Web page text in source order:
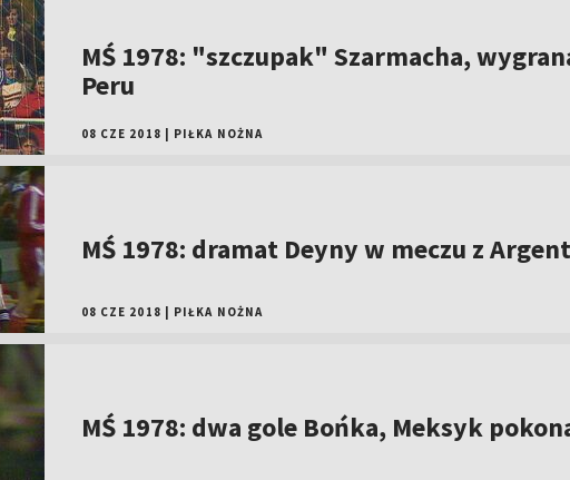
MŚ 1978: "szczupak" Szarmacha,
Peru
08 CZE 2018 PIŁKA NOŻNA
MŚ 1978: dramat Deyny w meczu z
08 CZE 2018 PIŁKA NOŻNA
MŚ 1978: dwa gole Bońka, Meksyk